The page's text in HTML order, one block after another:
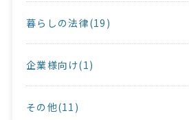
暮らしの法律(19)
企業様向け(1)
その他(11)